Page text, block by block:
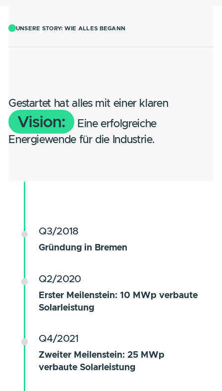
Gestartet hat alles mit einer klaren
Energiewende für die Industrie.